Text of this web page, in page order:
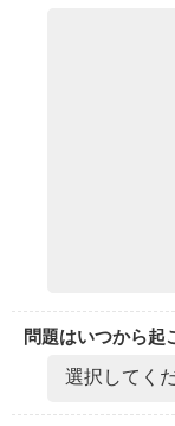
問題はいつから起